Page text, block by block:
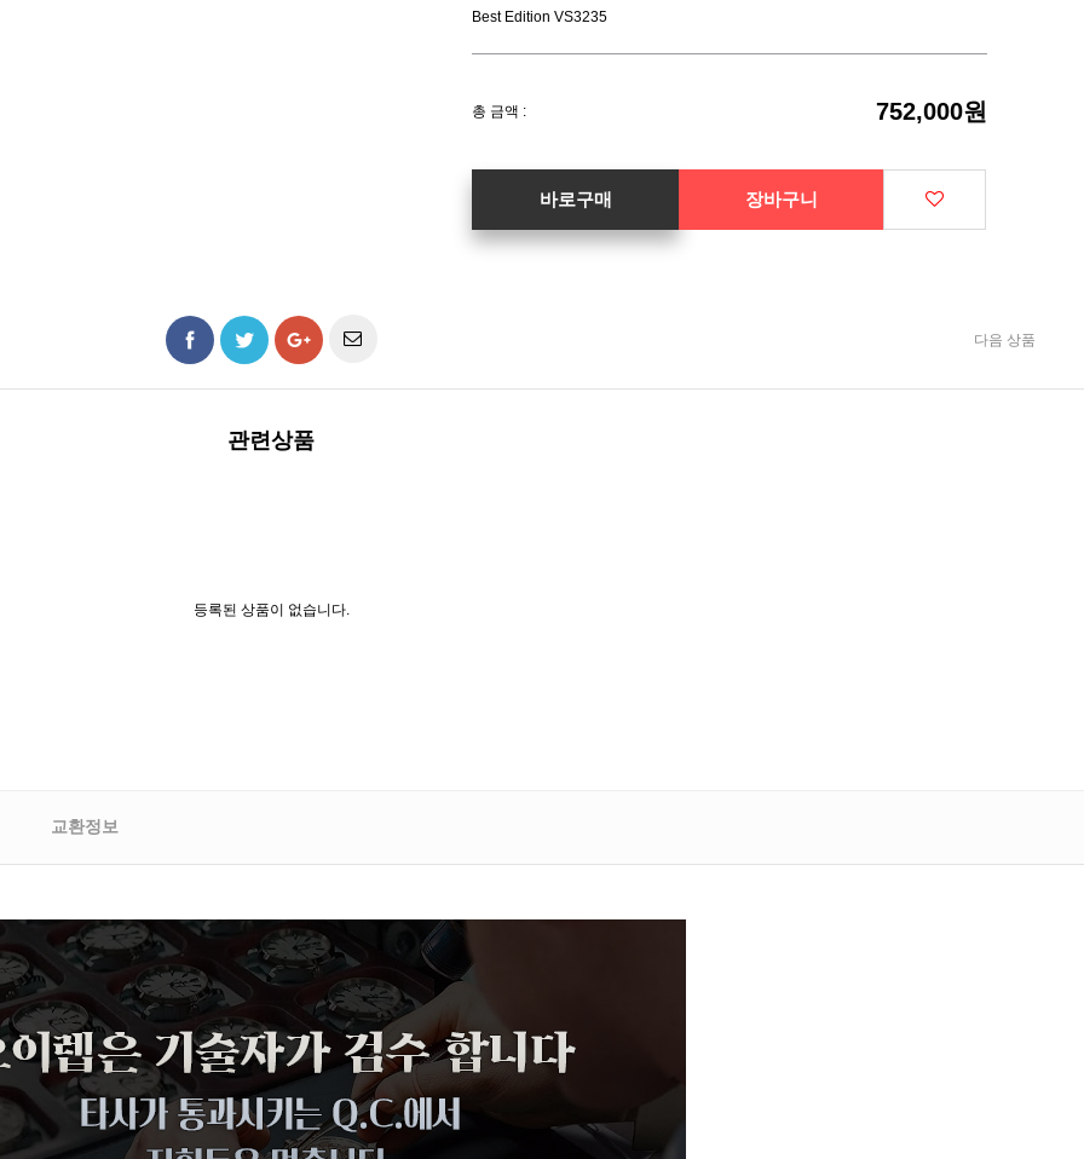
Best Edition VS3235
총 금액 : 752,000원
바로구매 장바구니
다음 상품
관련상품
등록된 상품이 없습니다.
교환정보